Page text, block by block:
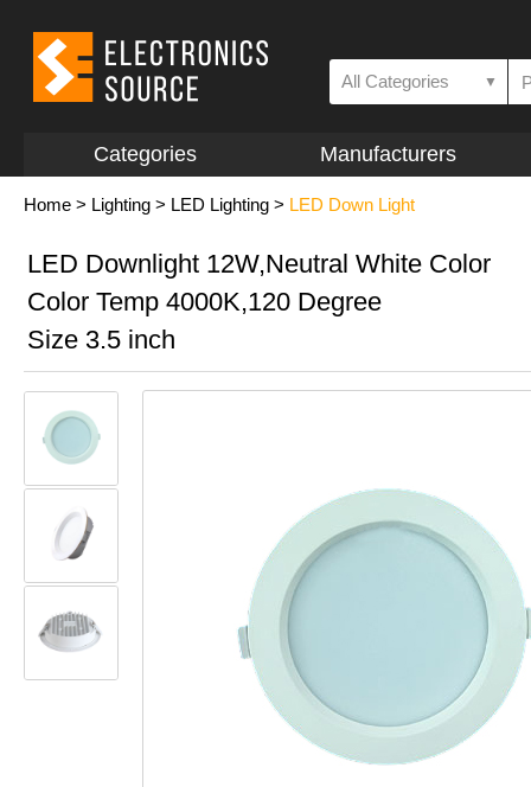
All Categories ▼
Categories Manufacturers
Home > Lighting > LED Lighting > LED Down Light
LED Downlight 12W,Neutral White Color
Color Temp 4000K,120 Degree
Size 3.5 inch